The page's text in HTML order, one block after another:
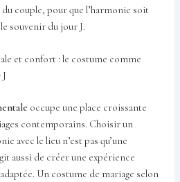
couple, pour que l’harmonie soit
souvenir du jour J.
et confort : le costume comme
occupe une place croissante
contemporains. Choisir un
avec le lieu n’est pas qu’une
aussi de créer une expérience
Un costume de mariage selon